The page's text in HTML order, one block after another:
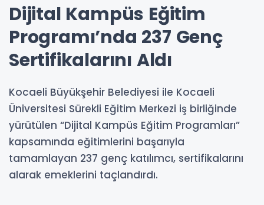
Dijital Kampüs Eğitim
Programı’nda 237 Genç
Sertifikalarını Aldı
Kocaeli Büyükşehir Belediyesi ile Kocaeli
Üniversitesi Sürekli Eğitim Merkezi iş birliğinde
yürütülen “Dijital Kampüs Eğitim Programları”
kapsamında eğitimlerini başarıyla
tamamlayan 237 genç katılımcı, sertifikalarını
alarak emeklerini taçlandırdı.